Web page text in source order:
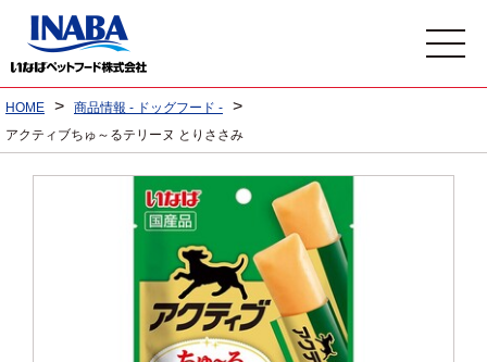
HOME > 商品情報 - ドッグフード - >
アクティブちゅ～るテリーヌ とりささみ